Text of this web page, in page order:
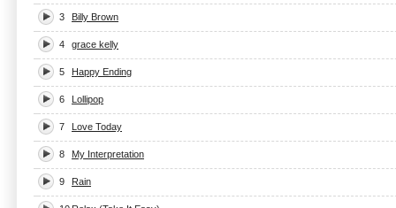
3 Billy Brown
4 grace kelly
5 Happy Ending
6 Lollipop
7 Love Today
8 My Interpretation
9 Rain